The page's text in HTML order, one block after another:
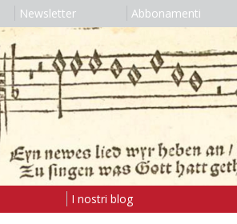
Newsletter Abbonamenti
I nostri blog